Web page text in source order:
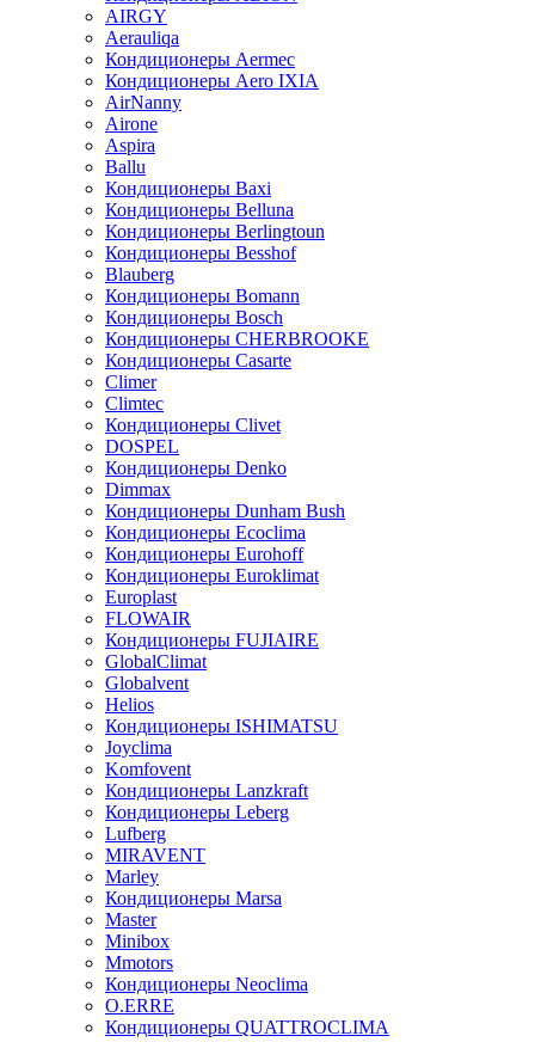
AIRGY
Aerauliqa
Кондиционеры Aermec
Кондиционеры Aero IXIA
AirNanny
Airone
Aspira
Ballu
Кондиционеры Baxi
Кондиционеры Belluna
Кондиционеры Berlingtoun
Кондиционеры Besshof
Blauberg
Кондиционеры Bomann
Кондиционеры Bosch
Кондиционеры CHERBROOKE
Кондиционеры Casarte
Climer
Climtec
Кондиционеры Clivet
DOSPEL
Кондиционеры Denko
Dimmax
Кондиционеры Dunham Bush
Кондиционеры Ecoclima
Кондиционеры Eurohoff
Кондиционеры Euroklimat
Europlast
FLOWAIR
Кондиционеры FUJIAIRE
GlobalClimat
Globalvent
Helios
Кондиционеры ISHIMATSU
Joyclima
Komfovent
Кондиционеры Lanzkraft
Кондиционеры Leberg
Lufberg
MIRAVENT
Marley
Кондиционеры Marsa
Master
Minibox
Mmotors
Кондиционеры Neoclima
O.ERRE
Кондиционеры QUATTROCLIMA